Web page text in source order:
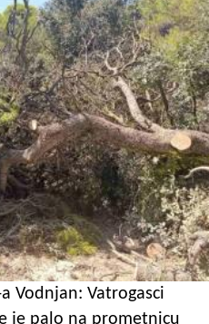
Vodnjan: Vatrogasci
je palo na prometnicu